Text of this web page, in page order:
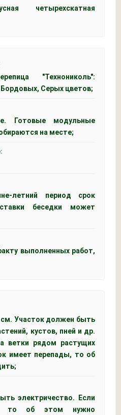
четырехскатная
"Технониколь":
Серых цветов;
Готовые модульные
на месте;
летний период срок
беседки может
выполненных работ,
см. Участок должен быть
кустов, пней и др.
ветки рядом растущих
имеет перепады, то об
электричество. Если
то об этом нужно